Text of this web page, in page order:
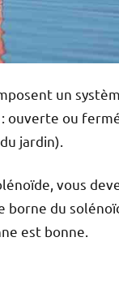
un
ouverte ou
jardin).
vous
borne du
est bonne.